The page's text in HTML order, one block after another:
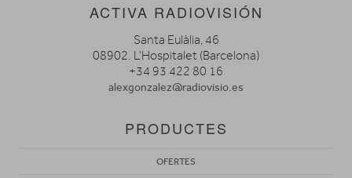
ACTIVA RADIOVISIÓN
Santa Eulàlia, 46
08902. L’Hospitalet (Barcelona)
+34 93 422 80 16
alexgonzalez@radiovisio.es
PRODUCTES
OFERTES